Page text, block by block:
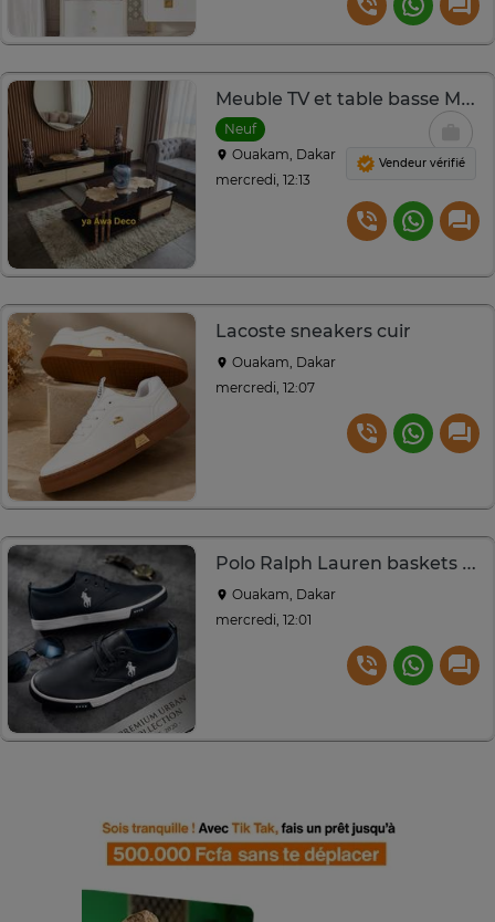
Meuble TV et table basse Marron Beige
Neuf
Ouakam, Dakar
mercredi, 12:13
Vendeur vérifié
Lacoste sneakers cuir
Ouakam, Dakar
mercredi, 12:07
Polo Ralph Lauren baskets antidérapante
Ouakam, Dakar
mercredi, 12:01